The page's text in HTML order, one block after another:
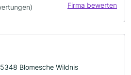
Firma bewerten
Blomesche Wildnis